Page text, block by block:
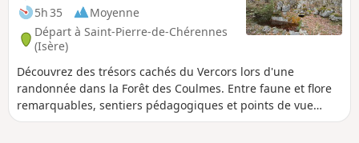
5h 35
Moyenne
Départ à Saint-Pierre-de-Chérennes
(Isère)
Découvrez des trésors cachés du Vercors lors d'une
randonnée dans la Forêt des Coulmes. Entre faune et flore
remarquables, sentiers pédagogiques et points de vue
époustouflants, cette escapade vous laissera des souvenirs